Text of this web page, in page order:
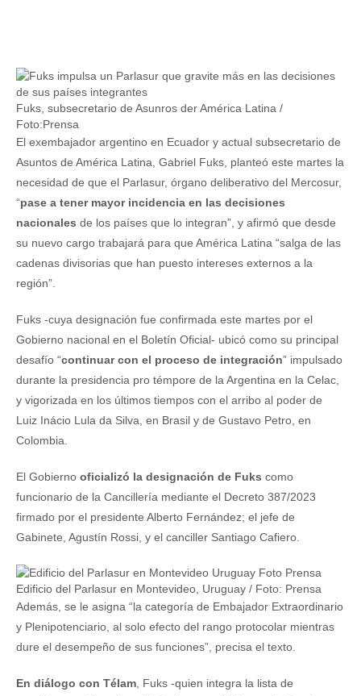
Fuks, subsecretario de Asunros der América Latina /
Foto:Prensa
El exembajador argentino en Ecuador y actual subsecretario de
Asuntos de América Latina, Gabriel Fuks, planteó este martes la
necesidad de que el Parlasur, órgano deliberativo del Mercosur,
“pase a tener mayor incidencia en las decisiones
nacionales de los países que lo integran”, y afirmó que desde
su nuevo cargo trabajará para que América Latina “salga de las
cadenas divisorias que han puesto intereses externos a la
región”.
Fuks -cuya designación fue confirmada este martes por el
Gobierno nacional en el Boletín Oficial- ubicó como su principal
desafío “continuar con el proceso de integración” impulsado
durante la presidencia pro témpore de la Argentina en la Celac,
y vigorizada en los últimos tiempos con el arribo al poder de
Luiz Inácio Lula da Silva, en Brasil y de Gustavo Petro, en
Colombia.
El Gobierno oficializó la designación de Fuks como
funcionario de la Cancillería mediante el Decreto 387/2023
firmado por el presidente Alberto Fernández; el jefe de
Gabinete, Agustín Rossi, y el canciller Santiago Cafiero.
Edificio del Parlasur en Montevideo, Uruguay / Foto: Prensa
Además, se le asigna “la categoría de Embajador Extraordinario
y Plenipotenciario, al solo efecto del rango protocolar mientras
dure el desempeño de sus funciones”, precisa el texto.
En diálogo con Télam, Fuks -quien integra la lista de